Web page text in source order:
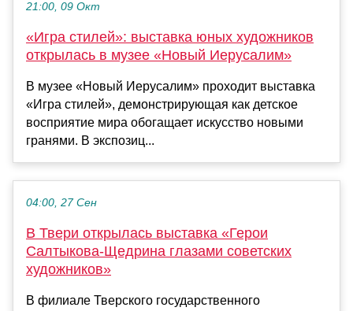
21:00, 09 Окт
«Игра стилей»: выставка юных художников
открылась в музее «Новый Иерусалим»
В музее «Новый Иерусалим» проходит выставка
«Игра стилей», демонстрирующая как детское
восприятие мира обогащает искусство новыми
гранями. В экспозиц...
04:00, 27 Сен
В Твери открылась выставка «Герои
Салтыкова-Щедрина глазами советских
художников»
В филиале Тверского государственного